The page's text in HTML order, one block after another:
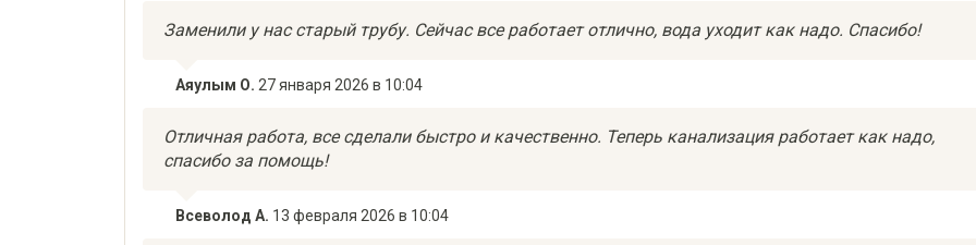
Заменили у нас старый трубу. Сейчас все работает отлично, вода уходит как надо. Спасибо!
Аяулым О. 27 января 2026 в 10:04
Отличная работа, все сделали быстро и качественно. Теперь канализация работает как надо,
спасибо за помощь!
Всеволод А. 13 февраля 2026 в 10:04